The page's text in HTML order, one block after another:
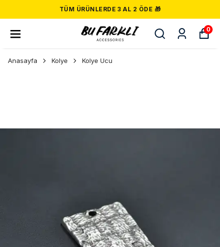
TÜM ÜRÜNLERDE 3 AL 2 ÖDE 🎁
0
Anasayfa Kolye Kolye Ucu